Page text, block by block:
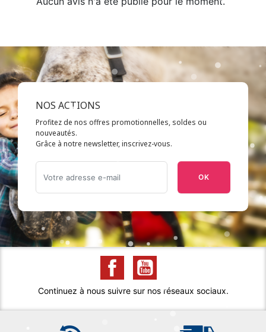
NOS ACTIONS
Profitez de nos offres promotionnelles, soldes ou
nouveautés.
Grâce à notre newsletter, inscrivez-vous.
OK
Continuez à nous suivre sur nos réseaux sociaux.